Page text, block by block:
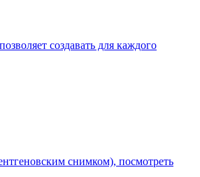
создавать для каждого
снимком), посмотреть